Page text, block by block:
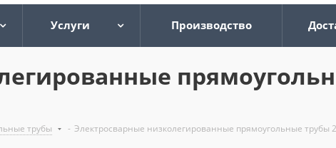
Услуги Производство
трубы - Электросварные низколегированные прямоугольные трубы